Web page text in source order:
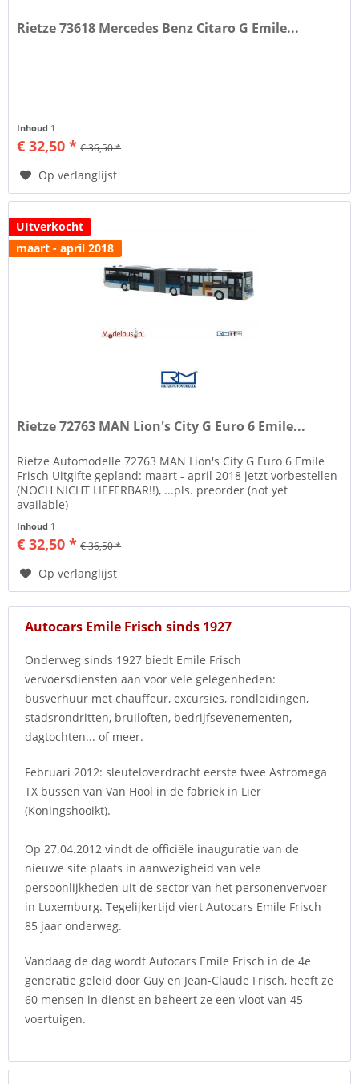
Rietze 73618 Mercedes Benz Citaro G Emile...
Inhoud 1
€ 32,50 * € 36,50 *
Op verlanglijst
UItverkocht
maart - april 2018
Rietze 72763 MAN Lion's City G Euro 6 Emile...
Rietze Automodelle 72763 MAN Lion's City G Euro 6 Emile
Frisch Uitgifte gepland: maart - april 2018 jetzt vorbestellen
(NOCH NICHT LIEFERBAR!!), ...pls. preorder (not yet
available)
Inhoud 1
€ 32,50 * € 36,50 *
Op verlanglijst
Autocars Emile Frisch sinds 1927
Onderweg sinds 1927 biedt Emile Frisch
vervoersdiensten aan voor vele gelegenheden:
busverhuur met chauffeur, excursies, rondleidingen,
stadsrondritten, bruiloften, bedrijfsevenementen,
dagtochten... of meer.
Februari 2012: sleuteloverdracht eerste twee Astromega
TX bussen van Van Hool in de fabriek in Lier
(Koningshooikt).
Op 27.04.2012 vindt de officiële inauguratie van de
nieuwe site plaats in aanwezigheid van vele
persoonlijkheden uit de sector van het personenvervoer
in Luxemburg. Tegelijkertijd viert Autocars Emile Frisch
85 jaar onderweg.
Vandaag de dag wordt Autocars Emile Frisch in de 4e
generatie geleid door Guy en Jean-Claude Frisch, heeft ze
60 mensen in dienst en beheert ze een vloot van 45
voertuigen.